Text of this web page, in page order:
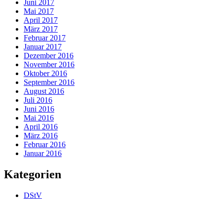
Juni 2017
Mai 2017
April 2017
März 2017
Februar 2017
Januar 2017
Dezember 2016
November 2016
Oktober 2016
September 2016
August 2016
Juli 2016
Juni 2016
Mai 2016
April 2016
März 2016
Februar 2016
Januar 2016
Kategorien
DStV